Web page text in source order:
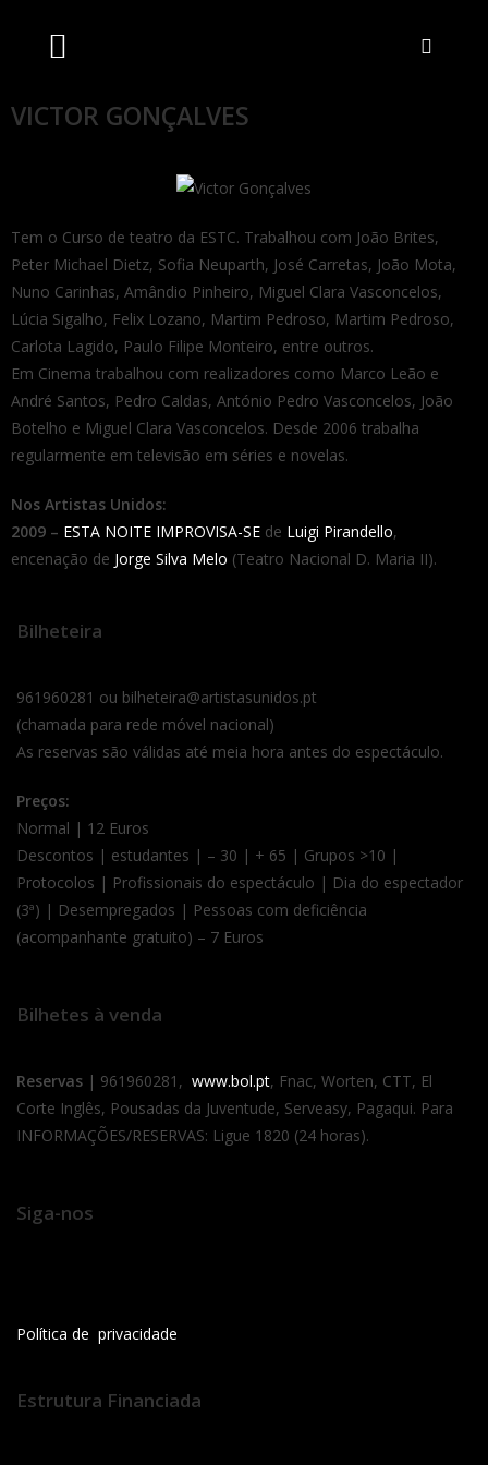
VICTOR GONÇALVES
Tem o Curso de teatro da ESTC. Trabalhou com João Brites,
Peter Michael Dietz, Sofia Neuparth, José Carretas, João Mota,
Nuno Carinhas, Amândio Pinheiro, Miguel Clara Vasconcelos,
Lúcia Sigalho, Felix Lozano, Martim Pedroso, Martim Pedroso,
Carlota Lagido, Paulo Filipe Monteiro, entre outros.
Em Cinema trabalhou com realizadores como Marco Leão e
André Santos, Pedro Caldas, António Pedro Vasconcelos, João
Botelho e Miguel Clara Vasconcelos. Desde 2006 trabalha
regularmente em televisão em séries e novelas.
Nos Artistas Unidos:
2009 – ESTA NOITE IMPROVISA-SE de Luigi Pirandello,
encenação de Jorge Silva Melo (Teatro Nacional D. Maria II).
Bilheteira
961960281 ou bilheteira@artistasunidos.pt
(chamada para rede móvel nacional)
As reservas são válidas até meia hora antes do espectáculo.
Preços:
Normal | 12 Euros
Descontos | estudantes | – 30 | + 65 | Grupos >10 |
Protocolos | Profissionais do espectáculo | Dia do espectador
(3ª) | Desempregados | Pessoas com deficiência
(acompanhante gratuito) – 7 Euros
Bilhetes à venda
Reservas | 961960281, www.bol.pt, Fnac, Worten, CTT, El
Corte Inglês, Pousadas da Juventude, Serveasy, Pagaqui. Para
INFORMAÇÕES/RESERVAS: Ligue 1820 (24 horas).
Siga-nos
Política de privacidade
Estrutura Financiada